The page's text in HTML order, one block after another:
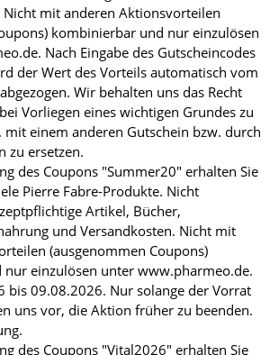
Nicht mit anderen Aktionsvorteilen
kombinierbar und nur einzulösen
Nach Eingabe des Gutscheincodes
der Wert des Vorteils automatisch vom
Wir behalten uns das Recht
Vorliegen eines wichtigen Grundes zu
mit einem anderen Gutschein bzw. durch
zu ersetzen.
des Coupons "Summer20" erhalten Sie
Pierre Fabre-Produkte. Nicht
Artikel, Bücher,
und Versandkosten. Nicht mit
(ausgenommen Coupons)
einzulösen unter www.pharmeo.de.
bis 09.08.2026. Nur solange der Vorrat
uns vor, die Aktion früher zu beenden.
des Coupons "Vital2026" erhalten Sie